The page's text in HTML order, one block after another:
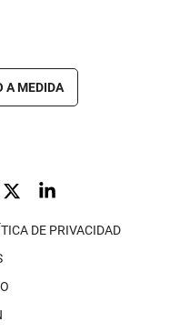
A MEDIDA
DE PRIVACIDAD